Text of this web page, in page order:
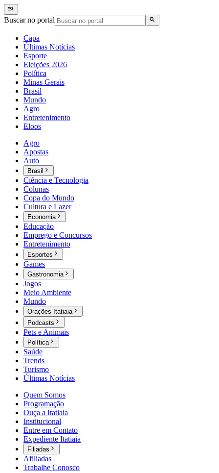
Buscar no portal
Capa
Últimas Notícias
Esporte
Eleições 2026
Política
Minas Gerais
Brasil
Mundo
Agro
Entretenimento
Eloos
Agro
Apostas
Auto
Brasil
Ciência e Tecnologia
Colunas
Copa do Mundo
Cultura e Lazer
Economia
Educação
Emprego e Concursos
Entretenimento
Esportes
Games
Gastronomia
Jogos
Meio Ambiente
Mundo
Orações Itatiaia
Podcasts
Pets e Animais
Política
Saúde
Trends
Turismo
Últimas Notícias
Quem Somos
Programação
Ouça a Itatiaia
Institucional
Entre em Contato
Expediente Itatiaia
Filiadas
Afiliadas
Trabalhe Conosco